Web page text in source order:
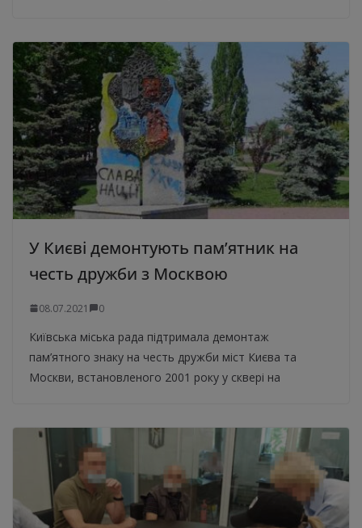
У Києві демонтують пам’ятник на
честь дружби з Москвою
08.07.2021 0
Київська міська рада підтримала демонтаж
пам’ятного знаку на честь дружби міст Києва та
Москви, встановленого 2001 року у сквері на